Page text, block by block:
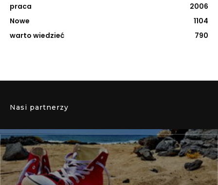
praca
2006
Nowe
1104
warto wiedzieć
790
Nasi partnerzy